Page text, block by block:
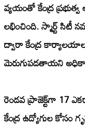
వ్యయంతో కేంద్ర
లభించింది. స్మార్ట్ సిటీ
ద్వారా కేంద్ర
మెరుగుపడతాయని
రెండవ ప్రాజెక్ట్‌గా 17
కేంద్ర ఉద్యోగుల